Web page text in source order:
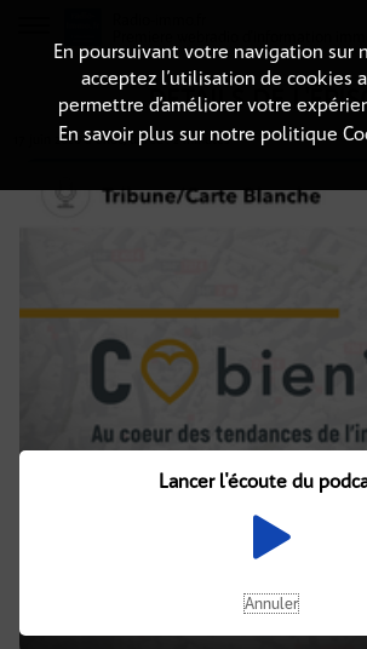
DÉTAILS DE
17 juin 2020 à 6h00, durée : 2 minutes
En poursuivant votre navigation sur
acceptez l’utilisation de cookies
permettre d’améliorer votre
En savoir plus sur notre politique
Lancer l'écoute du
Annuler